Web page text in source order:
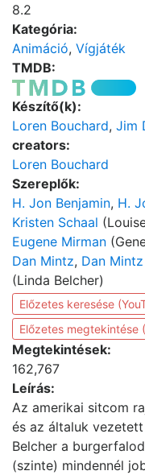
8.2
Kategória:
Animáció, Vígjáték
TMDB:
Készítő(k):
Loren Bouchard, Jim
creators:
Loren Bouchard
Szereplők:
H. Jon Benjamin, H.
Kristen Schaal
Eugene Mirman
Dan Mintz, Dan Mintz
(Linda Belcher)
Előzetes keresése
Előzetes megtekintése
Megtekintések:
162,767
Leírás:
Az amerikai sitcom
és az általuk
Belcher a
(szinte) mindennél